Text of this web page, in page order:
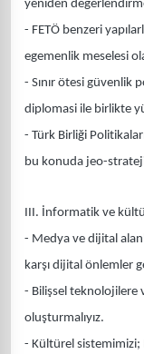
yeniden
- FETÖ benzeri
egemenlik meselesi
- Sınır ötesi güvenlik
diplomasi ile birlikte
- Türk Birliği
bu konuda jeo-
III. İnformatik ve
- Medya ve dijital
karşı dijital önlemler
- Bilişsel teknolojilere
oluşturmalıyız.
- Kültürel sistemimizi;